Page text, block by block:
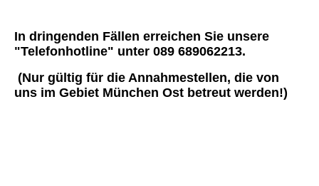
In dringenden Fällen erreichen Sie unsere
"Telefonhotline" unter 089 689062213.
(Nur gültig für die Annahmestellen, die von
uns im Gebiet München Ost betreut werden!)